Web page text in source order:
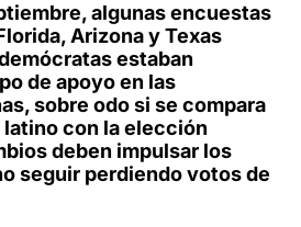
algunas encuestas
Arizona y Texas
estaban
de apoyo en las
sobre odo si se compara
con la elección
deben impulsar los
seguir perdiendo votos de